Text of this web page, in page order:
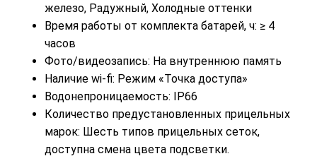
железо, Радужный, Холодные оттенки
Время работы от комплекта батарей, ч: ≥ 4
часов
Фото/видеозапись: На внутреннюю память
Наличие wi-fi: Режим «Точка доступа»
Водонепроницаемость: IP66
Количество предустановленных прицельных
марок: Шесть типов прицельных сеток,
доступна смена цвета подсветки.